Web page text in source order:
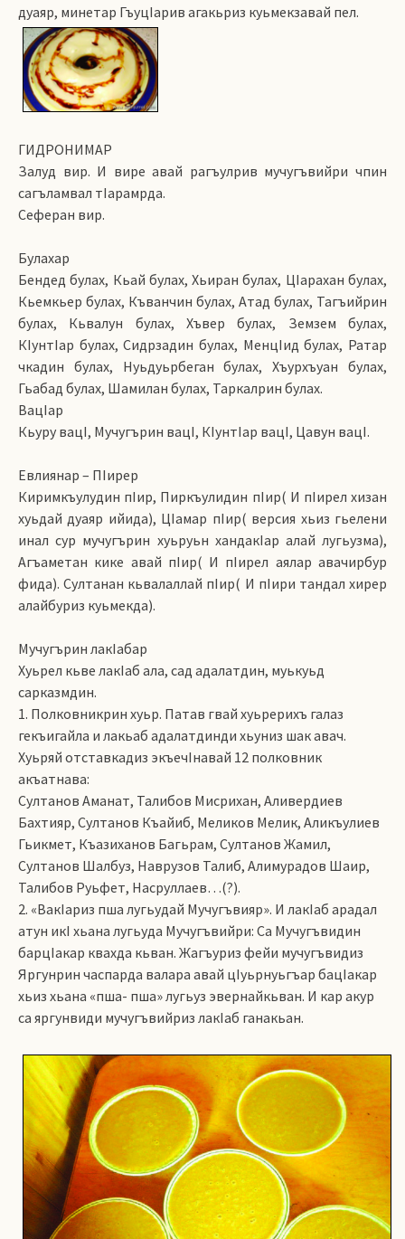
дуаяр, минетар ГъуцIарив агакьриз куьмекзавай пел.
ГИДРОНИМАР
Залуд вир. И вире авай рагъулрив мучугъвийри чпин
сагъламвал тIарамрда.
Сеферан вир.
Булахар
Бендед булах, Кьай булах, Хьиран булах, ЦIарахан булах,
Кьемкьер булах, Къванчин булах, Атад булах, Тагъийрин
булах, Кьвалун булах, Хъвер булах, Земзем булах,
КIунтIар булах, Сидрзадин булах, МенцIид булах, Ратар
чкадин булах, Нуьдуьрбеган булах, Хъурхъуан булах,
Гьабад булах, Шамилан булах, Таркалрин булах.
ВацIар
Кьуру вацI, Мучугърин вацI, КIунтIар вацI, Цавун вацI.
Евлиянар – ПIирер
Киримкъулудин пIир, Пиркъулидин пIир( И пIирел хизан
хуьдай дуаяр ийида), ЦIамар пIир( версия хьиз гьелени
инал сур мучугърин хуьруьн хандакIар алай лугьузма),
Агъаметан кике авай пIир( И пIирел аялар авачирбур
фида). Султанан кьвалаллай пIир( И пIири тандал хирер
алайбуриз куьмекда).
Мучугърин лакIабар
Хуьрел кьве лакIаб ала, сад адалатдин, муькуьд
сарказмдин.
1. Полковникрин хуьр. Патав гвай хуьрерихъ галаз
гекъигайла и лакьаб адалатдинди хьуниз шак авач.
Хуьряй отставкадиз экъечIнавай 12 полковник
акъатнава:
Султанов Аманат, Талибов Мисрихан, Аливердиев
Бахтияр, Султанов Къайиб, Меликов Мелик, Аликъулиев
Гьикмет, Къазиханов Багьрам, Султанов Жамил,
Султанов Шалбуз, Наврузов Талиб, Алимурадов Шаир,
Талибов Руьфет, Насруллаев…(?).
2. «ВакIариз пша лугьудай Мучугъвияр». И лакIаб арадал
атун икI хьана лугьуда Мучугъвийри: Са Мучугъвидин
барцIакар квахда кьван. Жагъуриз фейи мучугъвидиз
Яргунрин часпарда валара авай цIуьрнуьгъар бацIакар
хьиз хьана «пша- пша» лугьуз эвернайкьван. И кар акур
са яргунвиди мучугъвийриз лакIаб ганакьан.